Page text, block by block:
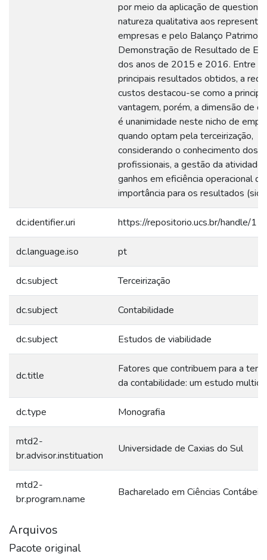
por meio da aplicação de
natureza qualitativa aos
empresas e pelo Balanço
Demonstração de Resultado de
dos anos de 2015 e 2016. Entre
principais resultados obtidos, a
custos destacou-se como a
vantagem, porém, a dimensão de
é unanimidade neste nicho de
quando optam pela terceirização,
considerando o conhecimento dos
profissionais, a gestão da atividade
ganhos em eficiência operacional
importância para os resultados (sic).
dc.identifier.uri https://repositorio.ucs.br/handle/
dc.language.iso pt
dc.subject Terceirização
dc.subject Contabilidade
dc.subject Estudos de viabilidade
dc.title
Fatores que contribuem para a
da contabilidade: um estudo
dc.type Monografia
mtd2-
br.advisor.instituation
Universidade de Caxias do Sul
mtd2-
br.program.name
Bacharelado em Ciências Contábeis
Arquivos
Pacote original